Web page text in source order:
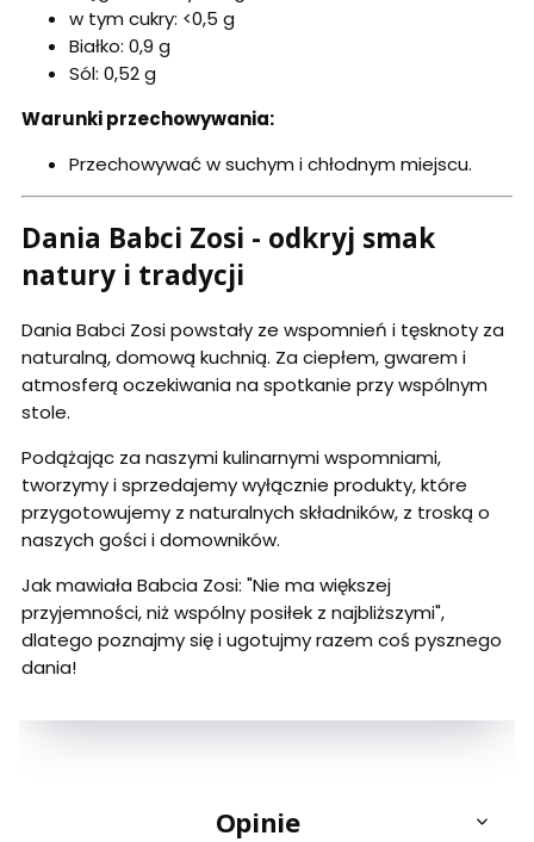
w tym cukry: <0,5 g
Białko: 0,9 g
Sól: 0,52 g
Warunki przechowywania:
Przechowywać w suchym i chłodnym miejscu.
Dania Babci Zosi - odkryj smak
natury i tradycji
Dania Babci Zosi powstały ze wspomnień i tęsknoty za
naturalną, domową kuchnią. Za ciepłem, gwarem i
atmosferą oczekiwania na spotkanie przy wspólnym
stole.
Podążając za naszymi kulinarnymi wspomniami,
tworzymy i sprzedajemy wyłącznie produkty, które
przygotowujemy z naturalnych składników, z troską o
naszych gości i domowników.
Jak mawiała Babcia Zosi: "Nie ma większej
przyjemności, niż wspólny posiłek z najbliższymi",
dlatego poznajmy się i ugotujmy razem coś pysznego
dania!
Opinie